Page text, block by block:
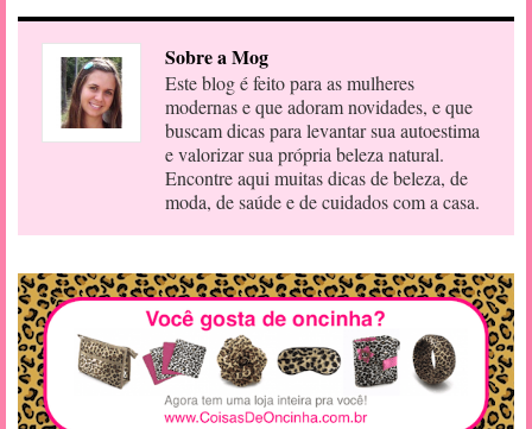
Sobre a Mog
Este blog é feito para as mulheres
modernas e que adoram novidades, e que
buscam dicas para levantar sua autoestima
e valorizar sua própria beleza natural.
Encontre aqui muitas dicas de beleza, de
moda, de saúde e de cuidados com a casa.